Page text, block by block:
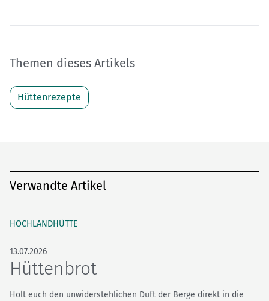
Themen dieses Artikels
Hüttenrezepte
Verwandte Artikel
HOCHLANDHÜTTE
13.07.2026
Hüttenbrot
Holt euch den unwiderstehlichen Duft der Berge direkt in die